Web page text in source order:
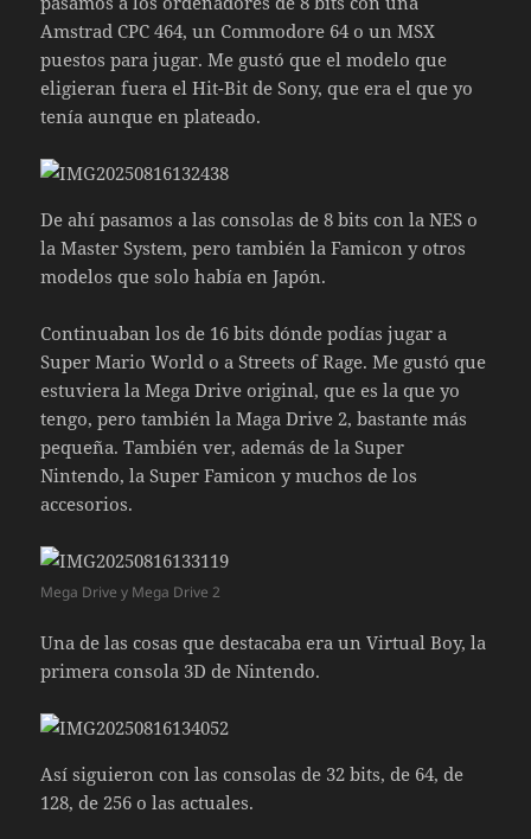
Amstrad CPC 464, un Commodore 64 o un MSX
puestos para jugar. Me gustó que el modelo que
eligieran fuera el Hit-Bit de Sony, que era el que yo
tenía aunque en plateado.
De ahí pasamos a las consolas de 8 bits con la NES o
la Master System, pero también la Famicon y otros
modelos que solo había en Japón.
Continuaban los de 16 bits dónde podías jugar a
Super Mario World o a Streets of Rage. Me gustó que
estuviera la Mega Drive original, que es la que yo
tengo, pero también la Maga Drive 2, bastante más
pequeña. También ver, además de la Super
Nintendo, la Super Famicon y muchos de los
accesorios.
Mega Drive y Mega Drive 2
Una de las cosas que destacaba era un Virtual Boy, la
primera consola 3D de Nintendo.
Así siguieron con las consolas de 32 bits, de 64, de
128, de 256 o las actuales.